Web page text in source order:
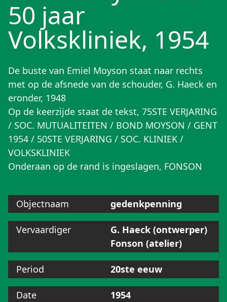
50 jaar
Volkskliniek, 1954
De buste van Emiel Moyson staat naar rechts
met op de afsnede van de schouder, G. Haeck en
eronder, 1948
Op de keerzijde staat de tekst, 75STE VERJARING
/ SOC. MUTUALITEITEN / BOND MOYSON / GENT
1954 / 50STE VERJARING / SOC. KLINIEK /
VOLKSKLINIEK
Onderaan op de rand is ingeslagen, FONSON
Objectnaam gedenkpenning
Vervaardiger
G. Haeck (ontwerper)
Fonson (atelier)
Period 20ste eeuw
Date 1954